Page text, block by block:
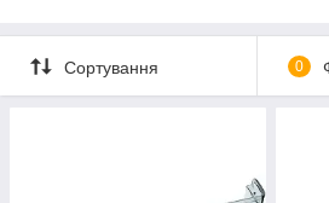
«GoodParts», ви можете відшукати
модельного ряду дверних і
Інтернет-магазин під назвою
Сортування 0